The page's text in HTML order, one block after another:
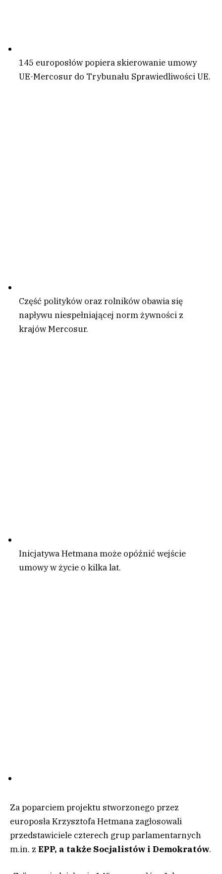
145 europosłów popiera skierowanie umowy
UE-Mercosur do Trybunału Sprawiedliwości UE.
Część polityków oraz rolników obawia się
napływu niespełniającej norm żywności z
krajów Mercosur.
Inicjatywa Hetmana może opóźnić wejście
umowy w życie o kilka lat.
Za poparciem projektu stworzonego przez
europosła Krzysztofa Hetmana zagłosowali
przedstawiciele czterech grup parlamentarnych
m.in. z EPP, a także Socjalistów i Demokratów.